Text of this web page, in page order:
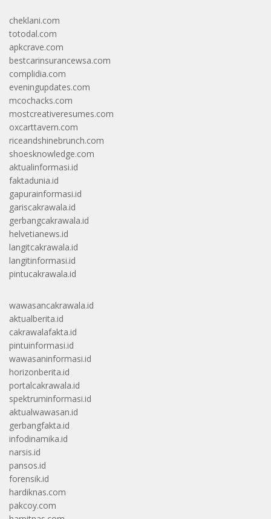
cheklani.com
totodal.com
apkcrave.com
bestcarinsurancewsa.com
complidia.com
eveningupdates.com
mcochacks.com
mostcreativeresumes.com
oxcarttavern.com
riceandshinebrunch.com
shoesknowledge.com
aktualinformasi.id
faktadunia.id
gapurainformasi.id
gariscakrawala.id
gerbangcakrawala.id
helvetianews.id
langitcakrawala.id
langitinformasi.id
pintucakrawala.id
wawasancakrawala.id
aktualberita.id
cakrawalafakta.id
pintuinformasi.id
wawasaninformasi.id
horizonberita.id
portalcakrawala.id
spektruminformasi.id
aktualwawasan.id
gerbangfakta.id
infodinamika.id
narsis.id
pansos.id
forensik.id
hardiknas.com
pakcoy.com